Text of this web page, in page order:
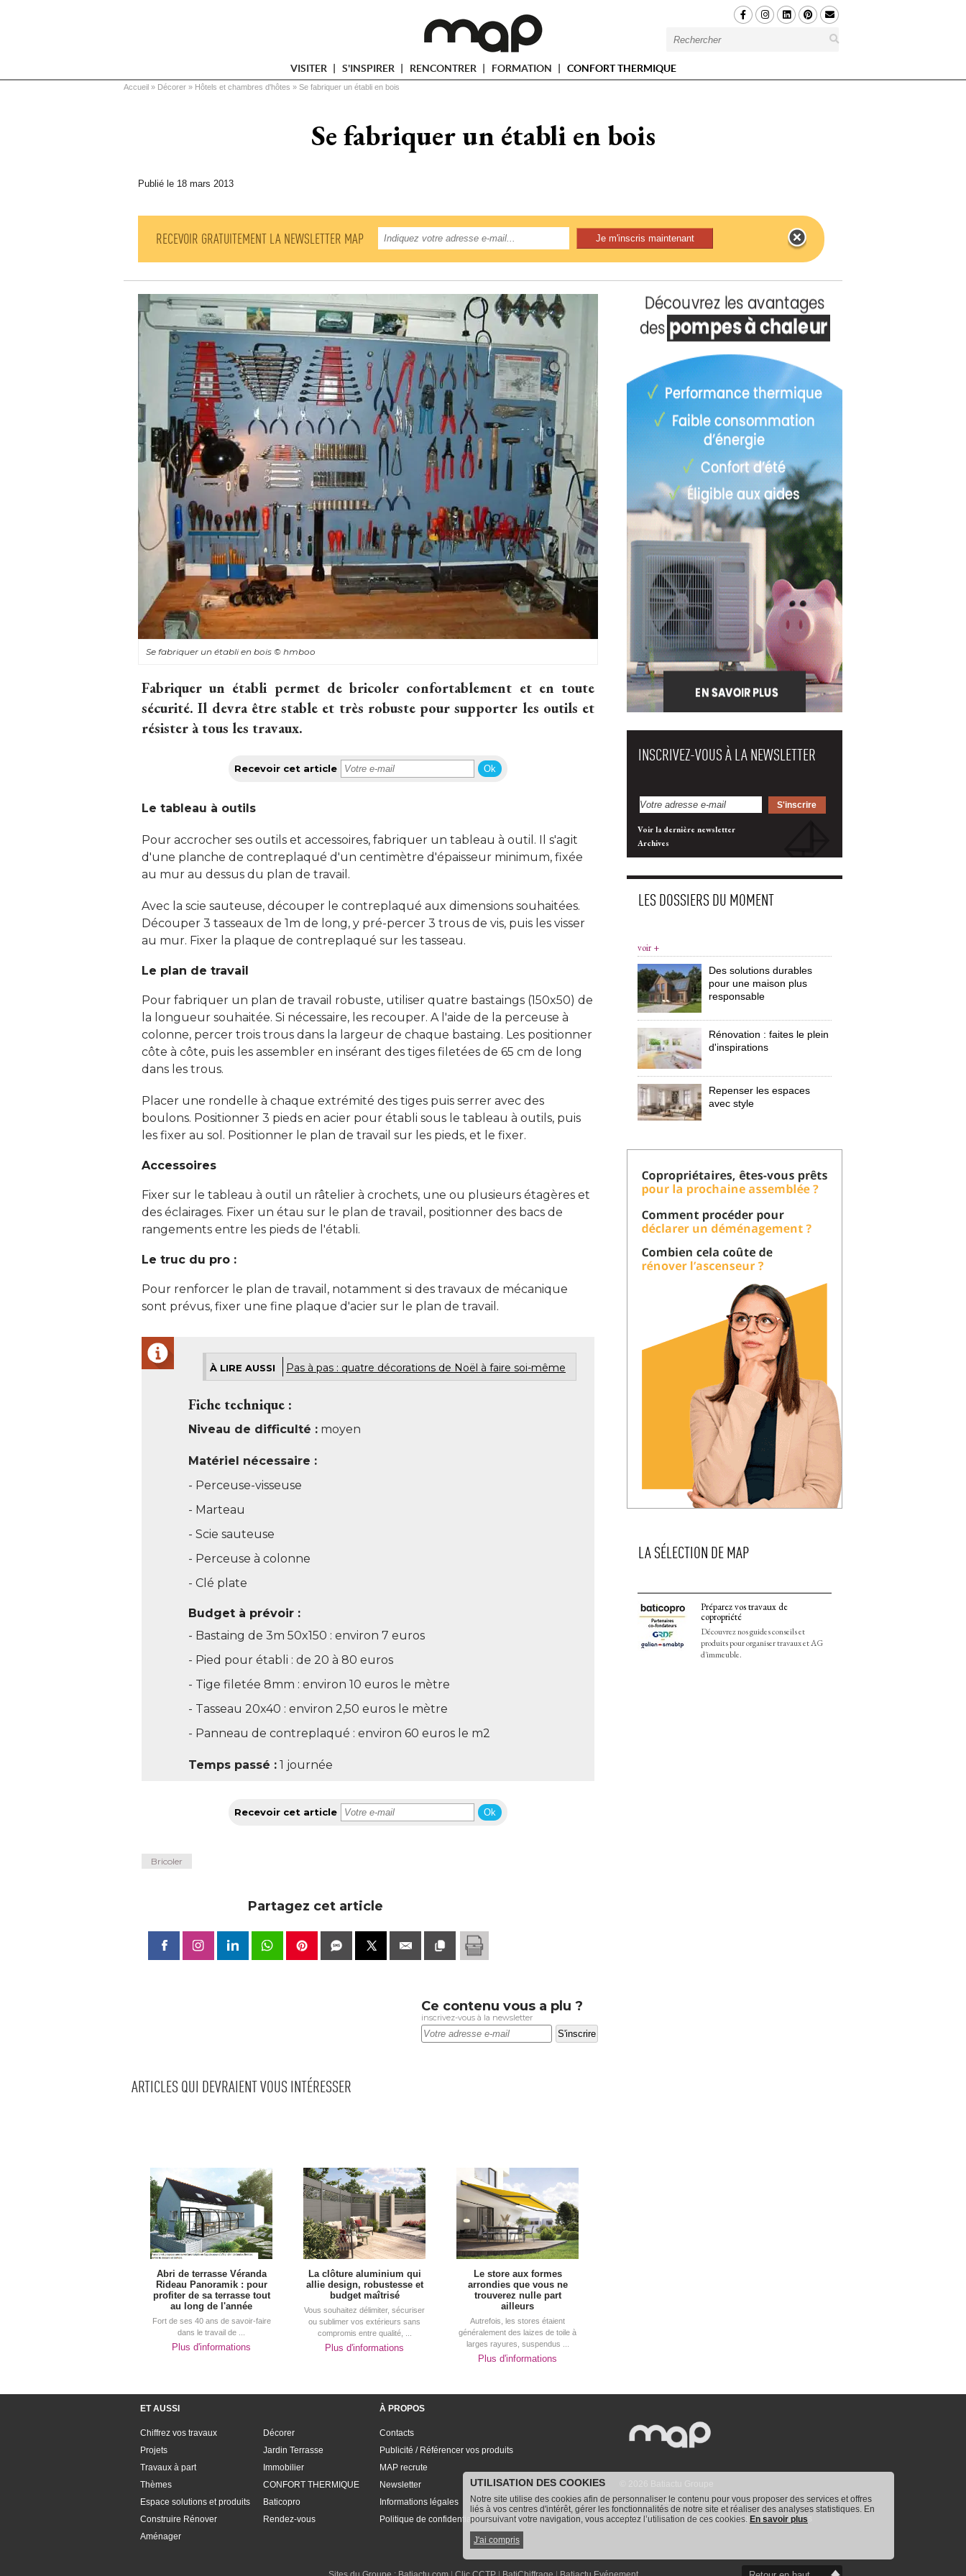
VISITER S'INSPIRER RENCONTRER FORMATION CONFORT THERMIQUE
Vous êtes ici
Accueil » Décorer » Hôtels et chambres d'hôtes » Se fabriquer un établi en bois
Se fabriquer un établi en bois
Publié le 18 mars 2013
RECEVOIR GRATUITEMENT LA NEWSLETTER MAP
Se fabriquer un établi en bois© hmboo
Fabriquer un établi permet de bricoler confortablement et en toute
sécurité. Il devra être stable et très robuste pour supporter les outils et
résister à tous les travaux.
Recevoir cet article Ok
Le tableau à outils
Pour accrocher ses outils et accessoires, fabriquer un tableau à outil. Il s'agit
d'une planche de contreplaqué d'un centimètre d'épaisseur minimum, fixée
au mur au dessus du plan de travail.
Avec la scie sauteuse, découper le contreplaqué aux dimensions souhaitées.
Découper 3 tasseaux de 1m de long, y pré-percer 3 trous de vis, puis les visser
au mur. Fixer la plaque de contreplaqué sur les tasseau.
Le plan de travail
Pour fabriquer un plan de travail robuste, utiliser quatre bastaings (150x50) de
la longueur souhaitée. Si nécessaire, les recouper. A l'aide de la perceuse à
colonne, percer trois trous dans la largeur de chaque bastaing. Les positionner
côte à côte, puis les assembler en insérant des tiges filetées de 65 cm de long
dans les trous.
Placer une rondelle à chaque extrémité des tiges puis serrer avec des
boulons. Positionner 3 pieds en acier pour établi sous le tableau à outils, puis
les fixer au sol. Positionner le plan de travail sur les pieds, et le fixer.
Accessoires
Fixer sur le tableau à outil un râtelier à crochets, une ou plusieurs étagères et
des éclairages. Fixer un étau sur le plan de travail, positionner des bacs de
rangements entre les pieds de l'établi.
Le truc du pro :
Pour renforcer le plan de travail, notamment si des travaux de mécanique
sont prévus, fixer une fine plaque d'acier sur le plan de travail.
À LIRE AUSSI Pas à pas : quatre décorations de Noël à faire soi-même
Fiche technique :
Niveau de difficulté : moyen
Matériel nécessaire :
- Perceuse-visseuse
- Marteau
- Scie sauteuse
- Perceuse à colonne
- Clé plate
Budget à prévoir :
- Bastaing de 3m 50x150 : environ 7 euros
- Pied pour établi : de 20 à 80 euros
- Tige filetée 8mm : environ 10 euros le mètre
- Tasseau 20x40 : environ 2,50 euros le mètre
- Panneau de contreplaqué : environ 60 euros le m2
Temps passé : 1 journée
Recevoir cet article Ok
Bricoler
Partagez cet article
Ce contenu vous a plu ?
inscrivez-vous à la newsletter
ARTICLES QUI DEVRAIENT VOUS INTÉRESSER
Abri de terrasse Véranda
Rideau Panoramik : pour
profiter de sa terrasse tout
au long de l'année
Fort de ses 40 ans de savoir-faire
dans le travail de ...
Plus d'informations
La clôture aluminium qui
allie design, robustesse et
budget maîtrisé
Vous souhaitez délimiter, sécuriser
ou sublimer vos extérieurs sans
compromis entre qualité, ...
Plus d'informations
Le store aux formes
arrondies que vous ne
trouverez nulle part
ailleurs
Autrefois, les stores étaient
généralement des laizes de toile à
larges rayures, suspendus ...
Plus d'informations
INSCRIVEZ-VOUS À LA NEWSLETTER
Voir la dernière newsletter
Archives
LES DOSSIERS DU MOMENT
voir +
Des solutions durables
pour une maison plus
responsable
Rénovation : faites le plein
d'inspirations
Repenser les espaces
avec style
LA SÉLECTION DE MAP
Préparez vos travaux de
copropriété
Découvrez nos guides conseils et
produits pour organiser travaux et AG
d'immeuble.
ET AUSSI
Chiffrez vos travaux
Projets
Travaux à part
Thèmes
Espace solutions et produits
Construire Rénover
Aménager
Décorer
Jardin Terrasse
Immobilier
CONFORT THERMIQUE
Baticopro
Rendez-vous
À PROPOS
Contacts
Publicité / Référencer vos produits
MAP recrute
Newsletter
Informations légales
Politique de confidentialité et cookies
www.maisonapart.com
MAP, regards croisés sur le design et les espaces
UTILISATION DES COOKIES
Notre site utilise des cookies afin de personnaliser le contenu pour vous proposer des services et offres
liés à vos centres d'intérêt, gérer les fonctionnalités de notre site et réaliser des analyses statistiques. En
poursuivant votre navigation, vous acceptez l’utilisation de ces cookies. En savoir plus
J'ai compris